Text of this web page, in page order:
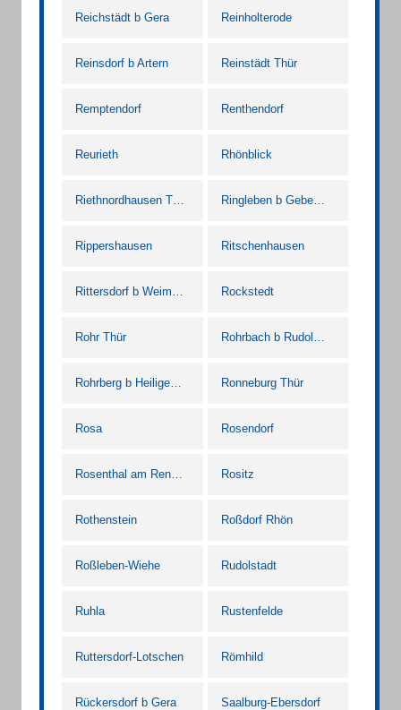
Reichstädt b Gera Reinholterode
Reinsdorf b Artern Reinstädt Thür
Remptendorf Renthendorf
Reurieth Rhönblick
Riethnordhausen Thür Ringleben b Gebesee
Rippershausen Ritschenhausen
Rittersdorf b Weimar Thür Rockstedt
Rohr Thür Rohrbach b Rudolstadt
Rohrberg b Heiligenstadt Heilbad Ronneburg Thür
Rosa Rosendorf
Rosenthal am Rennsteig Rositz
Rothenstein Roßdorf Rhön
Roßleben-Wiehe Rudolstadt
Ruhla Rustenfelde
Ruttersdorf-Lotschen Römhild
Rückersdorf b Gera Saalburg-Ebersdorf